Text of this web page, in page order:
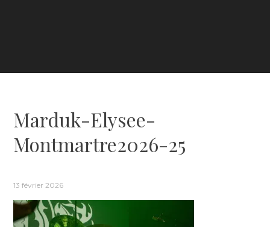
Marduk-Elysee-
Montmartre2026-25
13 février 2026